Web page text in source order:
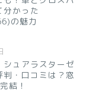
分かった
の魅力
シュアラスターゼ
・口コミは？窓
結！